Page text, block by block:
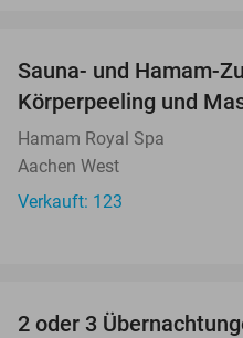
Sauna- und Hamam-
Körperpeeling und
Hamam Royal Spa
Aachen West
Verkauft: 123
2 oder 3